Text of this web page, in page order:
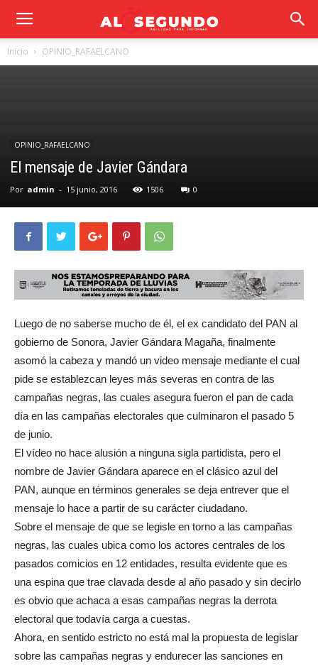
Inicio OPINIO_RAFAELCANO
OPINIO_RAFAELCANO
El mensaje de Javier Gándara
Por admin - 15 junio, 2016 1506 0
Luego de no saberse mucho de él, el ex candidato del PAN al
gobierno de Sonora, Javier Gándara Magaña, finalmente
asomó la cabeza y mandó un video mensaje mediante el cual
pide se establezcan leyes más severas en contra de las
campañas negras, las cuales asegura fueron el pan de cada
día en las campañas electorales que culminaron el pasado 5
de junio.
El vídeo no hace alusión a ninguna sigla partidista, pero el
nombre de Javier Gándara aparece en el clásico azul del
PAN, aunque en términos generales se deja entrever que el
mensaje lo hace a partir de su carácter ciudadano.
Sobre el mensaje de que se legisle en torno a las campañas
negras, las cuales ubica como los actores centrales de los
pasados comicios en 12 entidades, resulta evidente que es
una espina que trae clavada desde al año pasado y sin decirlo
es obvio que achaca a esas campañas negras la derrota
electoral que todavía carga a cuestas.
Ahora, en sentido estricto no está mal la propuesta de legislar
sobre las campañas negras y endurecer las sanciones en